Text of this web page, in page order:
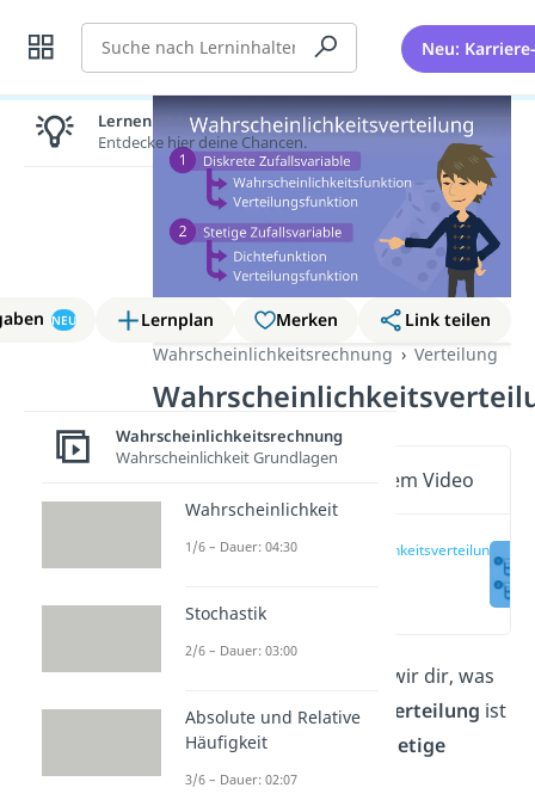
Suche Neu:
NEU Lernplan Merken
Link teilen
Wahrscheinlichkeitsrechnung
Verteilung
Wichtige Inhalte in diesem Video
Wahrscheinlichkeitsverteilung
In diesem Artikel erklären wir dir, was
eineWahrscheinlichkeitsverteilung ist
und wie dudiskrete
stetige
Zufallsvariablen
Lernen lohnt sich!
Entdecke hier deine Chancen.
Wahrscheinlichkeitsrechnung
Wahrscheinlichkeit Grundlagen
Wahrscheinlichkeit
1/6 – Dauer: 04:30
Stochastik
2/6 – Dauer: 03:00
Absolute und Relative
Häufigkeit
3/6 – Dauer: 02:07